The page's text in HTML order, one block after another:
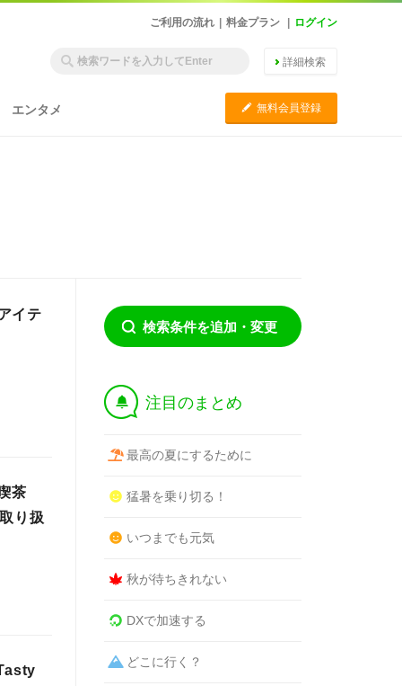
ご利用の流れ 料金プラン ログイン
詳細検索
エンタメ C 無料会員登録
イテ
茶
り扱
検索条件を追加・変更
† 注目のまとめ
最高の夏にするために
猛暑を乗り切る！
いつまでも元気
秋が待ちきれない
DXで加速する
どこに行く？